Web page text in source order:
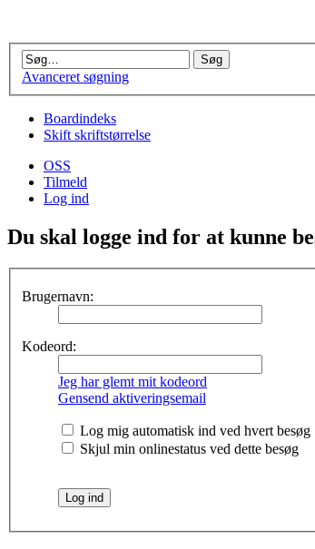
Avanceret søgning
Boardindeks
Skift skriftstørrelse
OSS
Tilmeld
Log ind
Du skal logge ind for at kunne
Brugernavn:
Kodeord:
Jeg har glemt mit kodeord
Gensend aktiveringsemail
Log mig automatisk ind ved hvert besøg
Skjul min onlinestatus ved dette besøg